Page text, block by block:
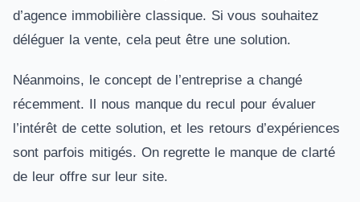
d’agence immobilière classique. Si vous souhaitez
déléguer la vente, cela peut être une solution.
Néanmoins, le concept de l’entreprise a changé
récemment. Il nous manque du recul pour évaluer
l’intérêt de cette solution, et les retours d’expériences
sont parfois mitigés. On regrette le manque de clarté
de leur offre sur leur site.